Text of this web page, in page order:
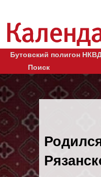
Бутовский полигон
Поиск